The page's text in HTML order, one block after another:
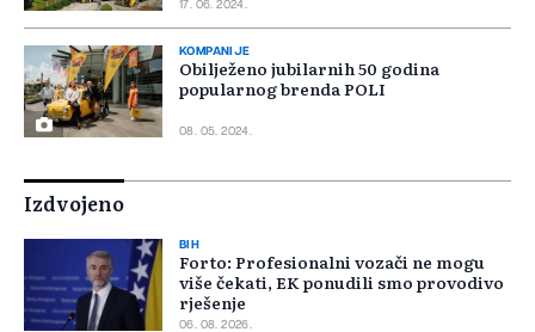
17. 06. 2024.
KOMPANIJE
Obilježeno jubilarnih 50 godina
popularnog brenda POLI
08. 05. 2024.
Izdvojeno
BIH
Forto: Profesionalni vozači ne mogu
više čekati, EK ponudili smo provodivo
rješenje
06. 08. 2026.